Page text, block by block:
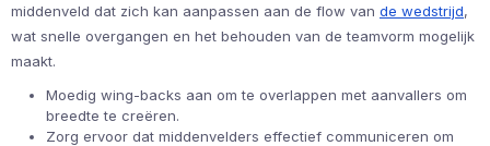
middenveld dat zich kan aanpassen aan de flow van de wedstrijd,
wat snelle overgangen en het behouden van de teamvorm mogelijk
maakt.
Moedig wing-backs aan om te overlappen met aanvallers om
breedte te creëren.
Zorg ervoor dat middenvelders effectief communiceren om